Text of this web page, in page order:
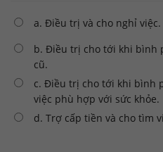
a. Điều trị và cho nghỉ việc.
b. Điều trị cho tới khi bình
cũ.
c. Điều trị cho tới khi bình
việc phù hợp với sức khỏe.
d. Trợ cấp tiền và cho tìm